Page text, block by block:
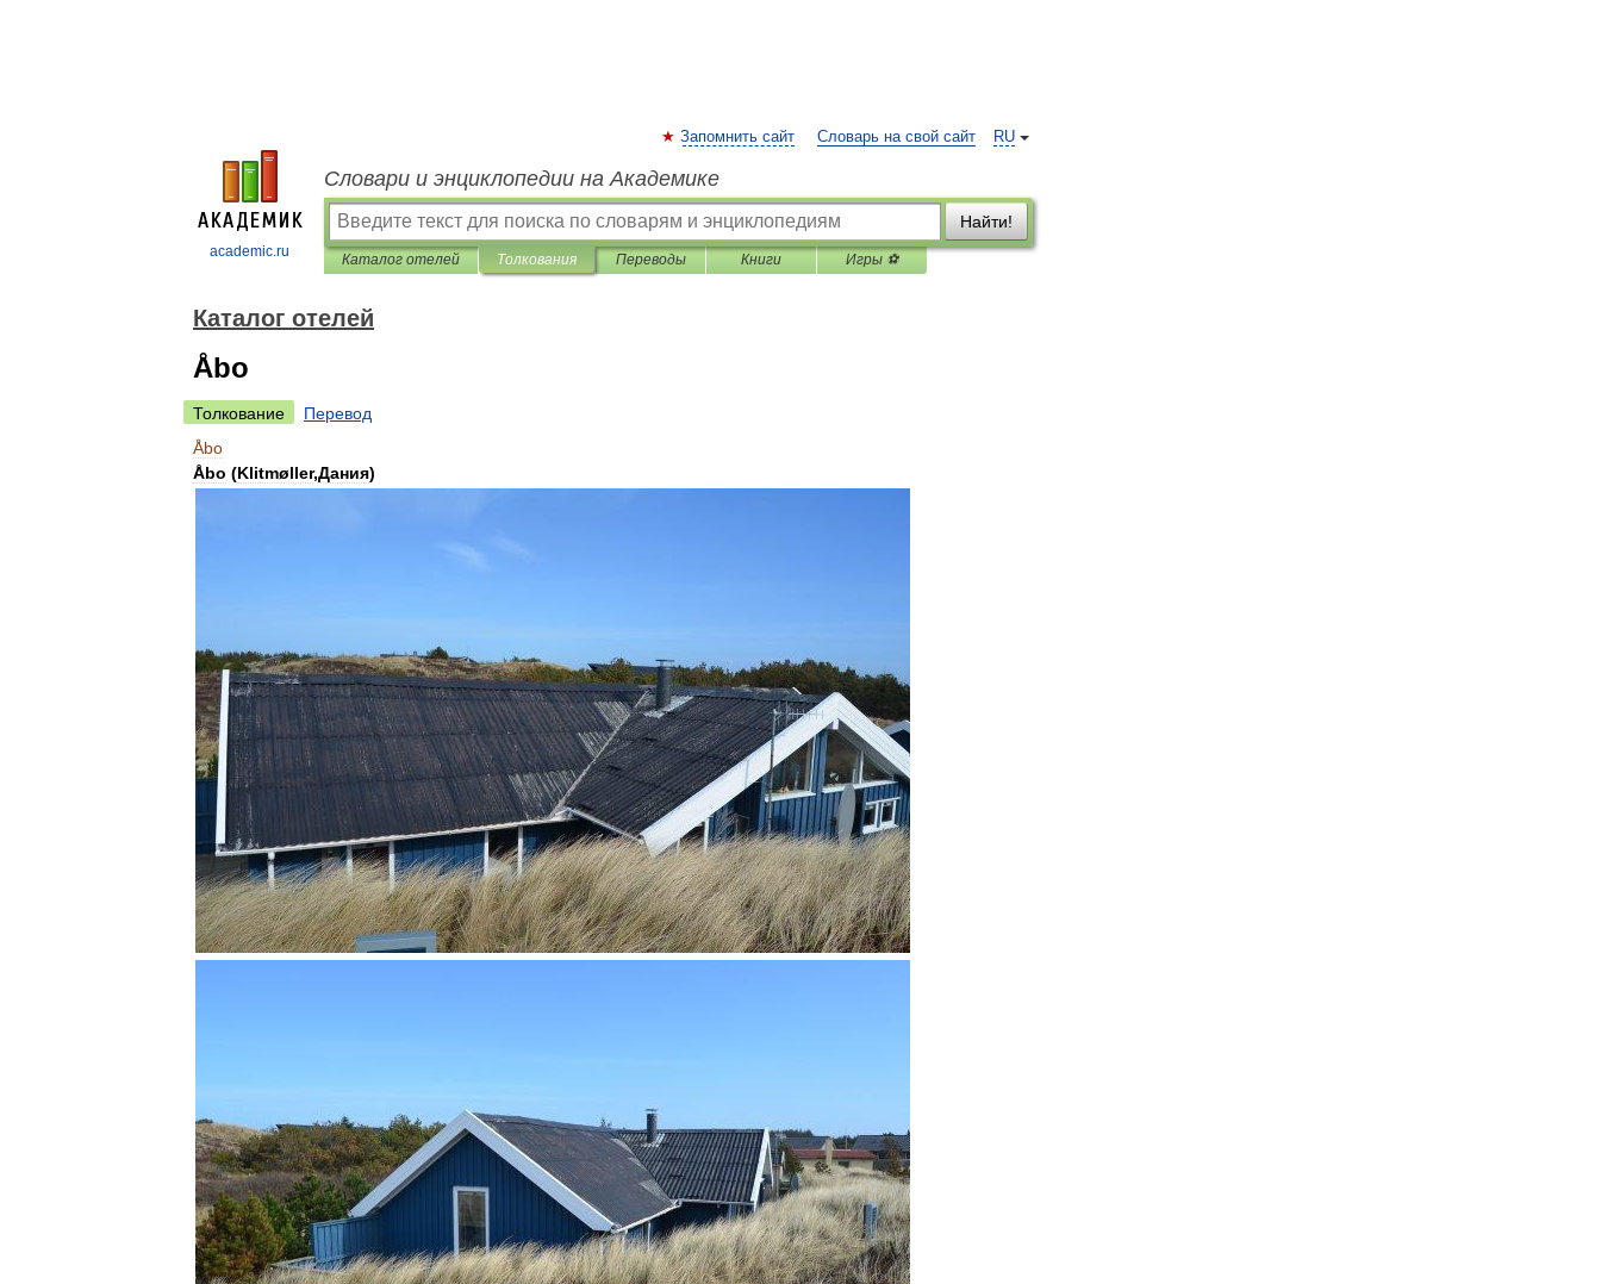
academic.ru
RU
Запомнить сайт Словарь на свой сайт
Словари и энциклопедии на Академике
Найти!
Каталог отелей Толкования Переводы Книги Игры ⚽
Каталог отелей
Åbo
Толкование
Перевод
Åbo
Åbo (Klitmøller,Дания)